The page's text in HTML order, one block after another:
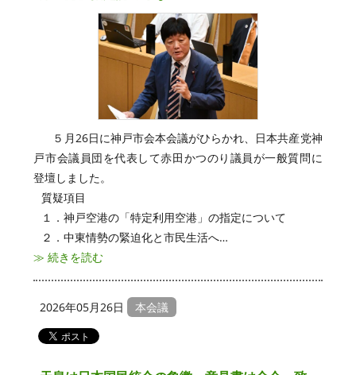
リンク
プライバシーポリシー
ウェブアクセシビリティについて
５月26日に神戸市会本会議がひらかれ、日本共産党神
戸市会議員団を代表して赤田かつのり議員が一般質問に
登壇しました。
質疑項目
１．神戸空港の「特定利用空港」の指定について
２．中東情勢の緊迫化と市民生活へ…
≫ 続きを読む
2026年05月26日 本会議